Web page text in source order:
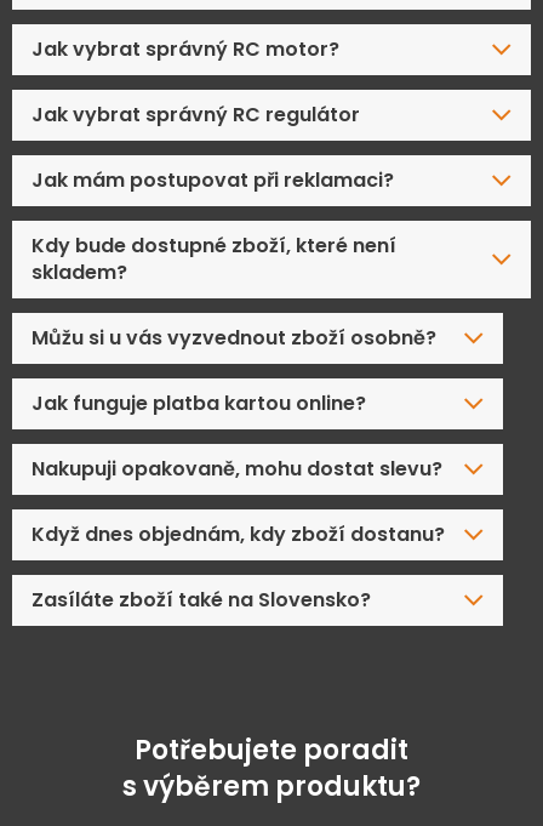
Jak vybrat správný RC motor?
Jak vybrat správný RC regulátor
Jak mám postupovat při reklamaci?
Kdy bude dostupné zboží, které není
skladem?
Můžu si u vás vyzvednout zboží osobně?
Jak funguje platba kartou online?
Nakupuji opakovaně, mohu dostat slevu?
Když dnes objednám, kdy zboží dostanu?
Zasíláte zboží také na Slovensko?
Potřebujete poradit
s výběrem produktu?